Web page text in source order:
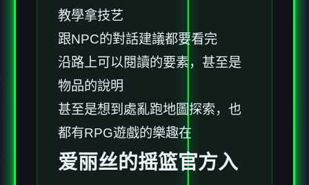
教學拿技艺
跟NPC的對話建議都要看完
沿路上可以閱讀的要素，甚至是
物品的說明
甚至是想到處亂跑地圖探索，也
都有RPG遊戲的樂趣在
爱丽丝的摇篮官方入